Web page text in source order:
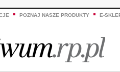
POZNAJ NASZE PRODUKTY E-